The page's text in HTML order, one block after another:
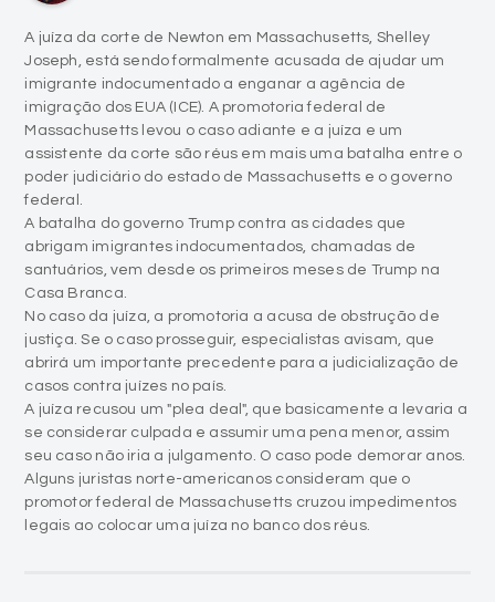
A juíza da corte de Newton em Massachusetts, Shelley
Joseph, está sendo formalmente acusada de ajudar um
imigrante indocumentado a enganar a agência de
imigração dos EUA (ICE). A promotoria federal de
Massachusetts levou o caso adiante e a juíza e um
assistente da corte são réus em mais uma batalha entre o
poder judiciário do estado de Massachusetts e o governo
federal.
A batalha do governo Trump contra as cidades que
abrigam imigrantes indocumentados, chamadas de
santuários, vem desde os primeiros meses de Trump na
Casa Branca.
No caso da juíza, a promotoria a acusa de obstrução de
justiça. Se o caso prosseguir, especialistas avisam, que
abrirá um importante precedente para a judicialização de
casos contra juízes no país.
A juíza recusou um "plea deal", que basicamente a levaria a
se considerar culpada e assumir uma pena menor, assim
seu caso não iria a julgamento. O caso pode demorar anos.
Alguns juristas norte-americanos consideram que o
promotor federal de Massachusetts cruzou impedimentos
legais ao colocar uma juíza no banco dos réus.